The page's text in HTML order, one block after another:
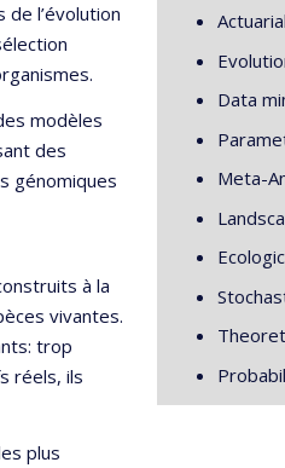
l’évolution
modèles
des
génomiques
à la
vivantes.
trop
réels, ils
plus
Data
Meta-